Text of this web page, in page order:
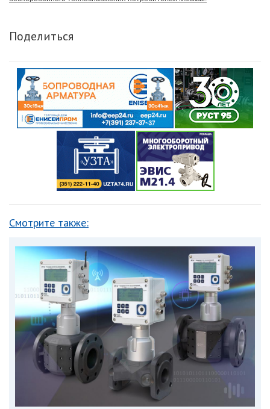
Поделиться
Смотрите также: